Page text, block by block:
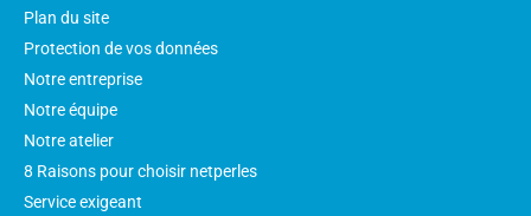
Plan du site
Protection de vos données
Notre entreprise
Notre équipe
Notre atelier
8 Raisons pour choisir netperles
Service exigeant